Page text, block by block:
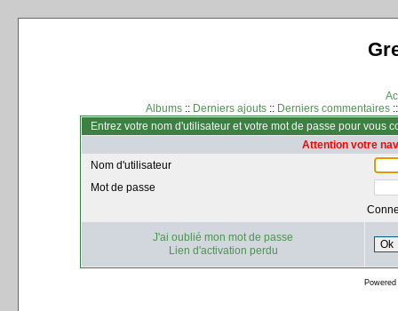
Albums :: Derniers ajouts :: Derniers commentaires
Entrez votre nom d'utilisateur et votre mot de passe pour vous
Attention votre
Nom d'utilisateur
Mot de passe
J'ai oublié mon mot de passe
Lien d'activation perdu
Ok